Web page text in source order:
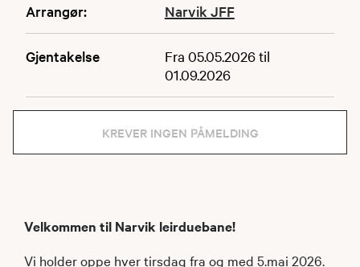
Arrangør: Narvik JFF
Gjentakelse
Fra 05.05.2026 til
01.09.2026
KREVER INGEN PÅMELDING
Velkommen til Narvik leirduebane!
Vi holder oppe hver tirsdag fra og med 5.mai 2026.